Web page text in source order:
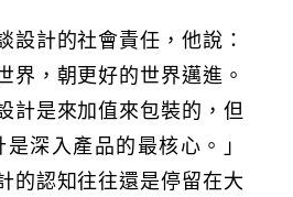
設計的社會責任，他說：
界，朝更好的世界邁進。
計是來加值來包裝的，但
深入產品的最核心。」
的認知往往還是停留在大